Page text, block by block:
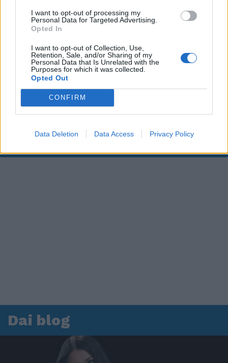
I want to opt-out of processing my
Personal Data for Targeted Advertising.
Opted In
I want to opt-out of Collection, Use,
Retention, Sale, and/or Sharing of my
Personal Data that Is Unrelated with the
Purposes for which it was collected.
Opted Out
CONFIRM
Data Deletion Data Access Privacy Policy
00:00 01:16
Leonardo Maria Del Vecchio dall'ex compagna
in ospedale. Le dichiarazioni ai giornalisti
Dai blog